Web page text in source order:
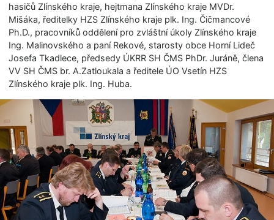
hasičů Zlínského kraje, hejtmana Zlínského kraje MVDr.
Mišáka, ředitelky HZS Zlínského kraje plk. Ing. Čičmancové
Ph.D., pracovníků oddělení pro zvláštní úkoly Zlínského kraje
Ing. Malinovského a paní Rekové, starosty obce Horní Lideč
Josefa Tkadlece, předsedy ÚKRR SH ČMS PhDr. Juráně, člena
VV SH ČMS br. A.Zatloukala a ředitele ÚO Vsetín HZS
Zlínského kraje plk. Ing. Huba.